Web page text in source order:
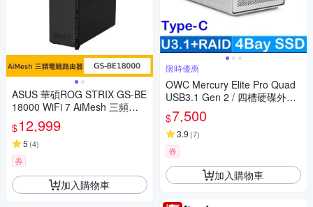
ASUS 華碩ROG STRIX GS-BE
18000 WiFi 7 AiMesh 三頻電
競路由器
$12,999
5 (4)
券
加入購物車
限時優惠
OWC Mercury Elite Pro Quad
USB3.1 Gen 2 / 四槽硬碟外接
盒
$7,500
3.9 (7)
券
加入購物車